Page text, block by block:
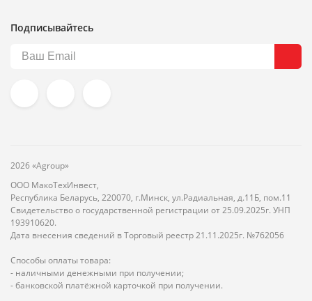
Подписывайтесь
2026 «Agroup»
ООО МакоТехИнвест,
Республика Беларусь, 220070, г.Минск, ул.Радиальная, д.11Б, пом.11
Свидетельство о государственной регистрации от 25.09.2025г. УНП
193910620.
Дата внесения сведений в Торговый реестр 21.11.2025г. №762056
Способы оплаты товара:
- наличными денежными при получении;
- банковской платёжной карточкой при получении.